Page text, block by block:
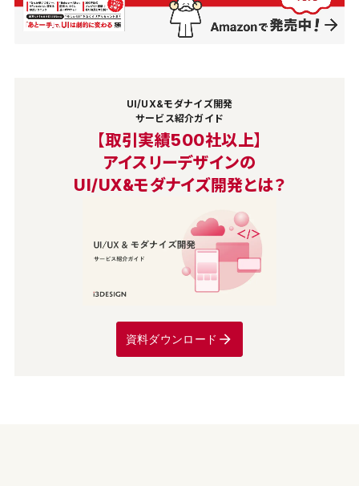
UI/UX&モダナイズ開発
サービス紹介ガイド
【取引実績500社以上】
アイスリーデザインの
UI/UX&モダナイズ開発とは？
資料ダウンロード